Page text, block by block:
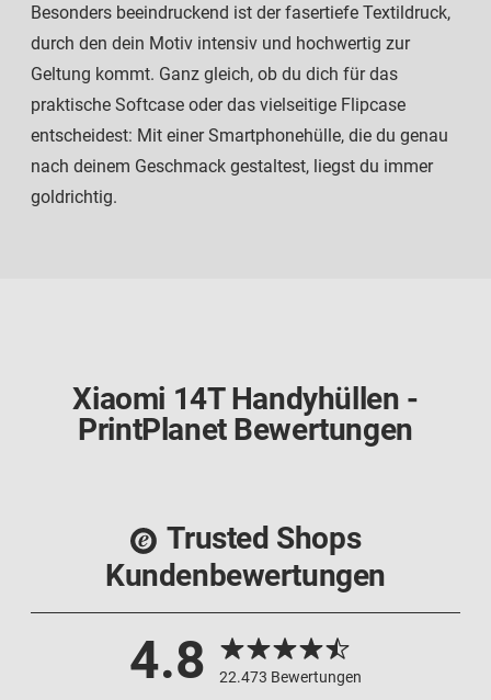
Besonders beeindruckend ist der fasertiefe Textildruck,
durch den dein Motiv intensiv und hochwertig zur
Geltung kommt. Ganz gleich, ob du dich für das
praktische Softcase oder das vielseitige Flipcase
entscheidest: Mit einer Smartphonehülle, die du genau
nach deinem Geschmack gestaltest, liegst du immer
goldrichtig.
Xiaomi 14T Handyhüllen -
PrintPlanet Bewertungen
Trusted Shops
Kundenbewertungen
4.8 22.473 Bewertungen